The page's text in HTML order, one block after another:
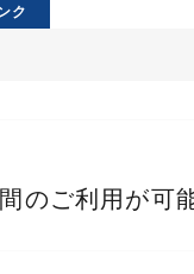
のご利用が可